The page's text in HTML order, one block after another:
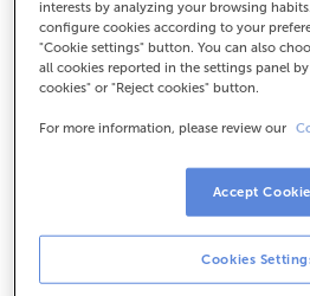
hogar?
¿Cuales son las medidas
del seguro de hogar?
Estas son las diferentes
robo que puede tener tu
interests by analyzing your browsing
configure cookies according to your
"Cookie settings" button. You can also
all cookies reported in the settings panel
cookies" or "Reject cookies" button.
For more information, please review our
Cookies
Accept